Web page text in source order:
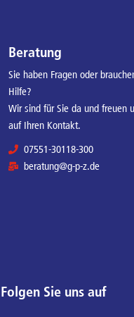
Folgen Sie uns auf
Beratung
Sie haben Fragen oder
Hilfe?
Wir sind für Sie da und freuen
auf Ihren Kontakt.
07551-30118-300
beratung@g-p-z.de